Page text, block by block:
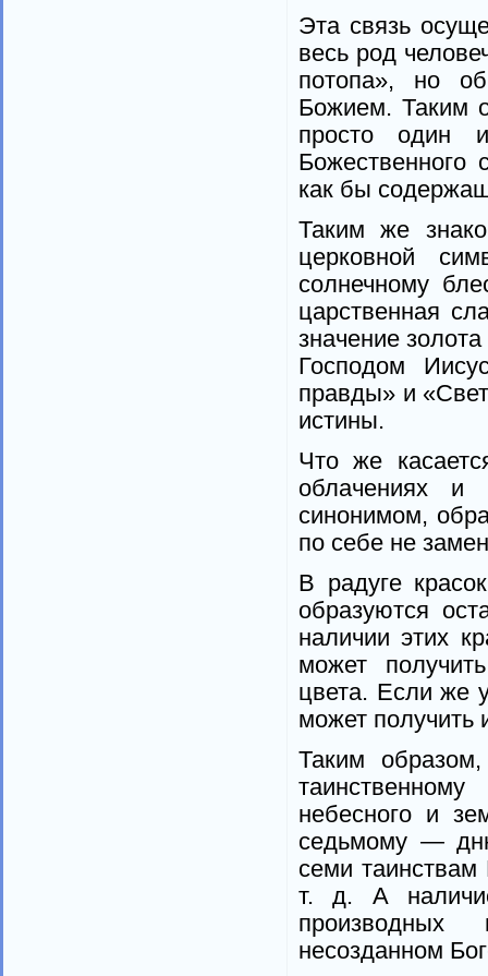
Эта связь
весь род
потопа», но
Божием. Таким
просто один
Божественного
как бы
Таким же
церковной
солнечному
царственная
значение
Господом
правды» и
истины.
Что же
облачениях и
синонимом,
по себе не
В радуге
образуются
наличии этих
может
цвета. Если же
может получить
Таким
небесного и
седьмому —
семи
т. д. А
производных
несозданном